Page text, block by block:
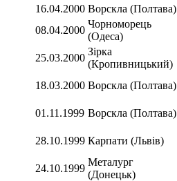
16.04.2000 Ворскла (Полтава)
08.04.2000
Чорноморець
(Одеса)
25.03.2000
Зірка
(Кропивницький)
18.03.2000 Ворскла (Полтава)
01.11.1999 Ворскла (Полтава)
28.10.1999 Карпати (Львів)
24.10.1999
Металург
(Донецьк)